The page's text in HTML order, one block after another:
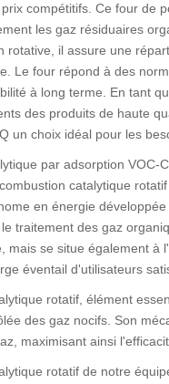
compétitifs. Ce four de
les gaz résiduaires
rotative, il assure une
Le four répond à des
à long terme. En tant
des produits de haute
un choix idéal pour les
par adsorption VOC-
catalytique
en énergie
traitement des gaz
mais se situe également à
éventail d'utilisateurs
rotatif, élément
des gaz nocifs. Son
maximisant ainsi
rotatif de notre